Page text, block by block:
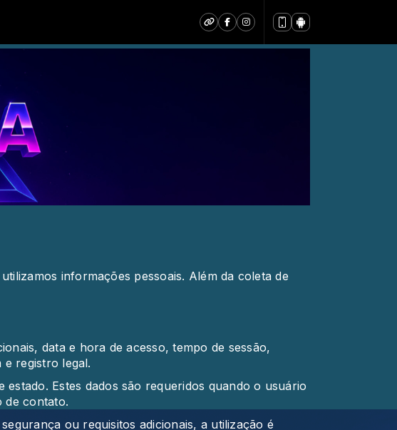
informações pessoais. Além da coleta de
data e hora de acesso, tempo de sessão,
e registro legal.
Estes dados são requeridos quando o usuário
de contato.
ou requisitos adicionais, a utilização é